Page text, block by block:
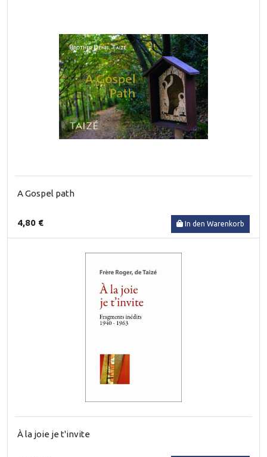
A Gospel path
4,80 € In den Warenkorb
À la joie je t'invite